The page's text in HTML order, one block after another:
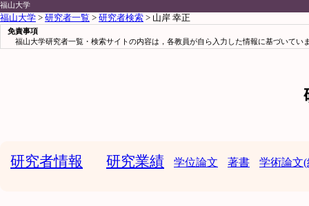
福山大学
福山大学 > 研究者一覧 > 研究者検索 > 山岸 幸正
免責事項
福山大学研究者一覧・検索サイトの内容は，各教員が自ら入力した情報に基づいて
研究者情報 研究業績 学位論文 著書 学術論文